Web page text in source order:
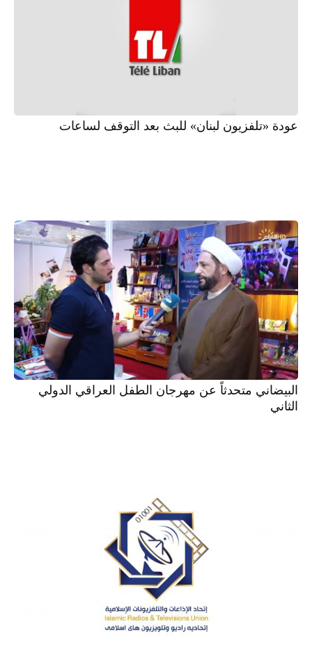
عودة «تلفزيون لبنان» للبث بعد التوقف لساعات
البيضاني متحدثاً عن مهرجان الطفل العراقي الدولي
الثاني